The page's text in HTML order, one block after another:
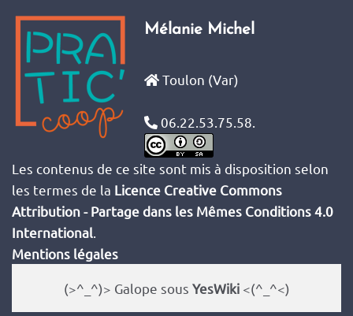
Choisir des illustrations
Cibler les attentes des
utilisateurs
Concevoir un formulaire
Consulter les données brutes d'une
fiche
Création de compte utilisateur
Créer un template de fiche
Créer un template de liste
Mélanie Michel
Toulon (Var)
06.22.53.75.58.
Les contenus de ce site sont mis à disposition selon
les termes de la Licence Creative Commons
Attribution - Partage dans les Mêmes Conditions 4.0
International
Mentions légales
(>^_^)> Galope sous YesWiki<(^_^<)